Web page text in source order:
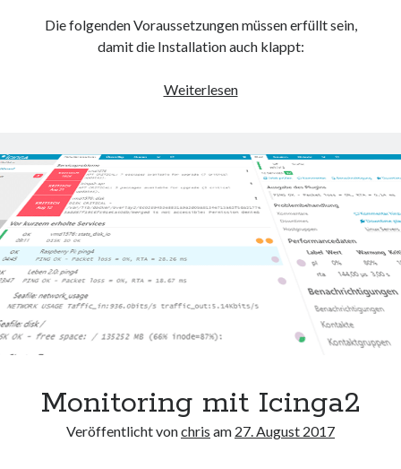
Die folgenden Voraussetzungen müssen erfüllt sein,
damit die Installation auch klappt:
WeiterlesenIcinga2
Monitoring mit Icinga2
Veröffentlicht vonchris am 27. August 2017